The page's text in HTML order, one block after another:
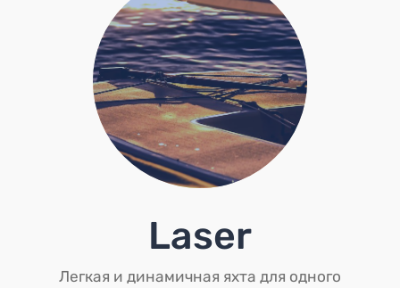
Laser
Легкая и динамичная яхта для одного